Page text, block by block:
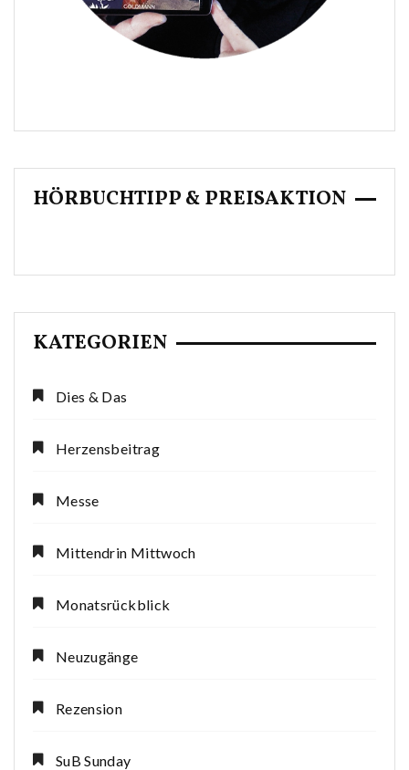
HÖRBUCHTIPP & PREISAKTION
KATEGORIEN
Dies & Das
Herzensbeitrag
Messe
Mittendrin Mittwoch
Monatsrückblick
Neuzugänge
Rezension
SuB Sunday